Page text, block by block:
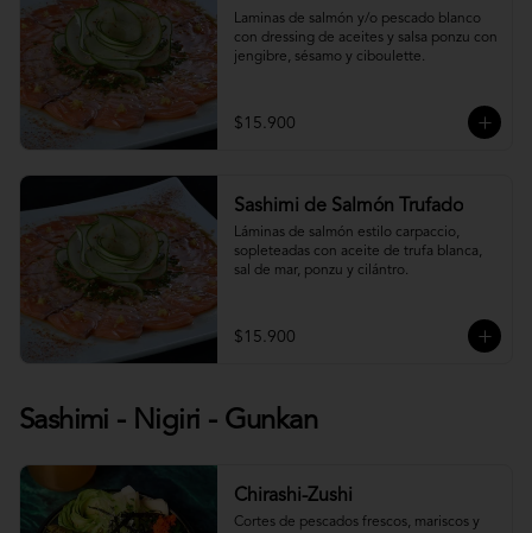
Laminas de salmón y/o pescado blanco
con dressing de aceites y salsa ponzu con
jengibre, sésamo y ciboulette.
$15.900
Sashimi de Salmón Trufado
Láminas de salmón estilo carpaccio,
sopleteadas con aceite de trufa blanca,
sal de mar, ponzu y cilántro.
$15.900
Sashimi - Nigiri - Gunkan
Chirashi-Zushi
Cortes de pescados frescos, mariscos y